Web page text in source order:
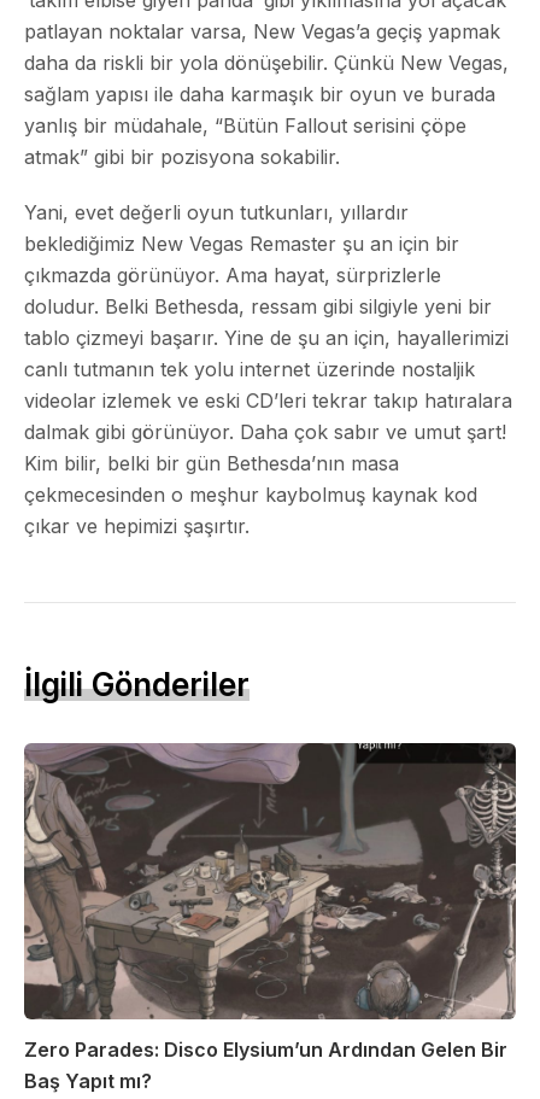
patlayan noktalar varsa, New Vegas’a geçiş yapmak
daha da riskli bir yola dönüşebilir. Çünkü New Vegas,
sağlam yapısı ile daha karmaşık bir oyun ve burada
yanlış bir müdahale, “Bütün Fallout serisini çöpe
atmak” gibi bir pozisyona sokabilir.
Yani, evet değerli oyun tutkunları, yıllardır
beklediğimiz New Vegas Remaster şu an için bir
çıkmazda görünüyor. Ama hayat, sürprizlerle
doludur. Belki Bethesda, ressam gibi silgiyle yeni bir
tablo çizmeyi başarır. Yine de şu an için, hayallerimizi
canlı tutmanın tek yolu internet üzerinde nostaljik
videolar izlemek ve eski CD’leri tekrar takıp hatıralara
dalmak gibi görünüyor. Daha çok sabır ve umut şart!
Kim bilir, belki bir gün Bethesda’nın masa
çekmecesinden o meşhur kaybolmuş kaynak kod
çıkar ve hepimizi şaşırtır.
İlgili Gönderiler
Zero Parades: Disco Elysium’un Ardından Gelen Bir
Baş Yapıt mı?